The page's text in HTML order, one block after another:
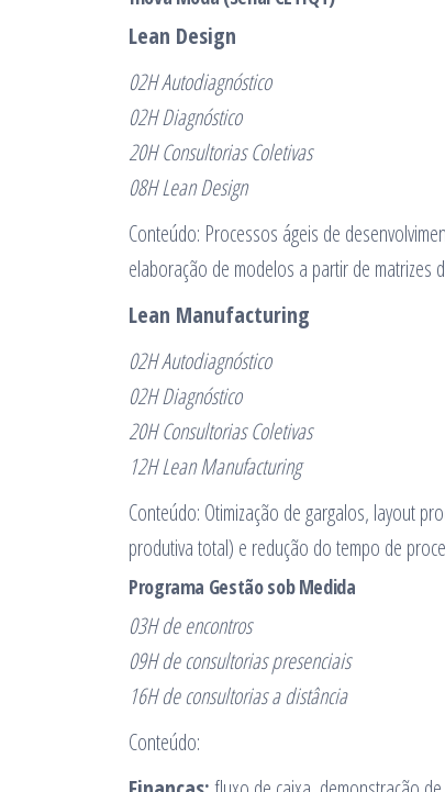
Lean Design
02H Autodiagnóstico
02H Diagnóstico
20H Consultorias Coletivas
08H Lean Design
Conteúdo: Processos ágeis de
elaboração de modelos a partir de matrizes
Lean Manufacturing
02H Autodiagnóstico
02H Diagnóstico
20H Consultorias Coletivas
12H Lean Manufacturing
Conteúdo: Otimização de gargalos, layout
produtiva total) e redução do tempo de
Programa Gestão sob Medida
03H de encontros
09H de consultorias presenciais
16H de consultorias a distância
Conteúdo: